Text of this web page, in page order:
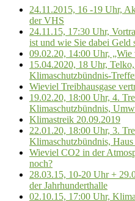
24.11.2015, 16 -19 Uhr,
der VHS
24.11.15, 17:30 Uhr,
ist und wie Sie dabei Geld
09.02.20, 14:00 Uhr,
15.04.2020, 18 Uhr,
Klimaschutzbündnis-
Wieviel Treibhausgase
19.02.20, 18:00 Uhr, 4.
Klimaschutzbündnis,
Klimastreik 20.09.2019
22.01.20, 18:00 Uhr, 3.
Klimaschutzbündnis,
Wieviel CO2 in der
noch?
28.03.15, 10-20 Uhr +
der Jahrhunderthalle
02.10.15, 17:00 Uhr,